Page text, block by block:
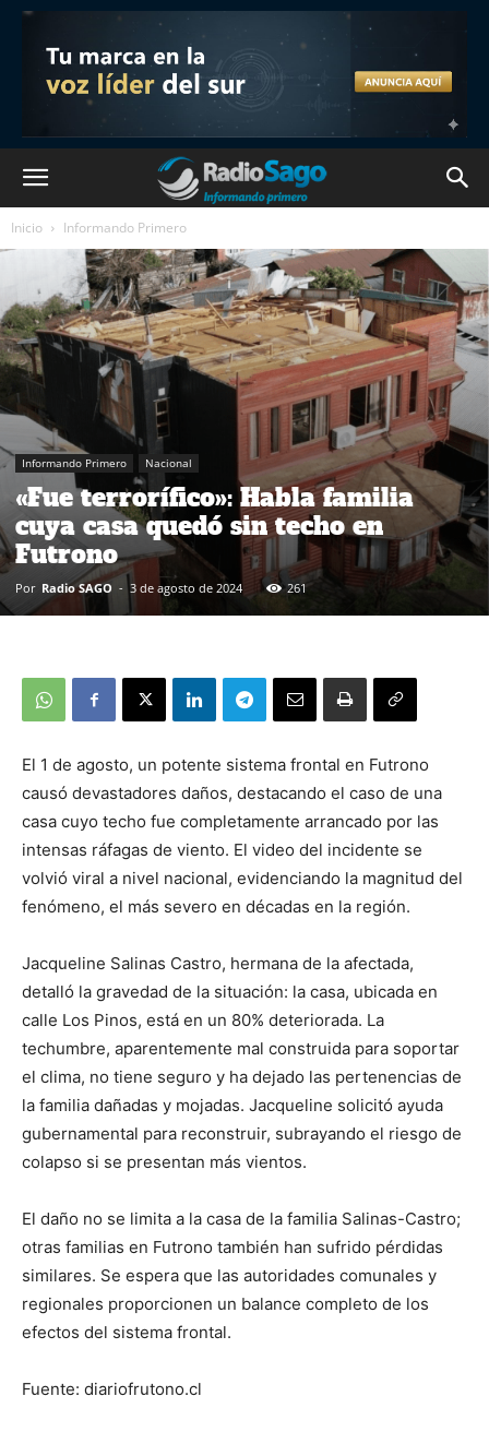
Inicio Informando Primero
Informando Primero Nacional
«Fue terrorífico»: Habla familia
cuya casa quedó sin techo en
Futrono
Por Radio SAGO - 3 de agosto de 2024 261
El 1 de agosto, un potente sistema frontal en Futrono
causó devastadores daños, destacando el caso de una
casa cuyo techo fue completamente arrancado por las
intensas ráfagas de viento. El video del incidente se
volvió viral a nivel nacional, evidenciando la magnitud del
fenómeno, el más severo en décadas en la región.
Jacqueline Salinas Castro, hermana de la afectada,
detalló la gravedad de la situación: la casa, ubicada en
calle Los Pinos, está en un 80% deteriorada. La
techumbre, aparentemente mal construida para soportar
el clima, no tiene seguro y ha dejado las pertenencias de
la familia dañadas y mojadas. Jacqueline solicitó ayuda
gubernamental para reconstruir, subrayando el riesgo de
colapso si se presentan más vientos.
El daño no se limita a la casa de la familia Salinas-Castro;
otras familias en Futrono también han sufrido pérdidas
similares. Se espera que las autoridades comunales y
regionales proporcionen un balance completo de los
efectos del sistema frontal.
Fuente: diariofrutono.cl